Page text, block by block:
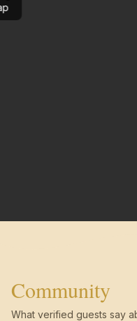
Community
What verified guests say